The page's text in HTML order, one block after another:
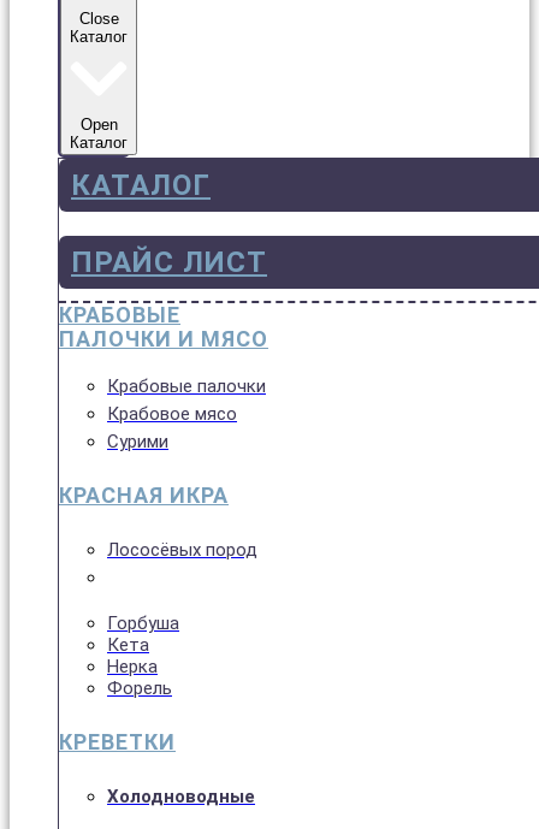
Close
Каталог
Open
Каталог
КАТАЛОГ
ПРАЙС ЛИСТ
КРАБОВЫЕ
ПАЛОЧКИ И МЯСО
Крабовые палочки
Крабовое мясо
Сурими
КРАСНАЯ ИКРА
Лососёвых пород
Горбуша
Кета
Нерка
Форель
КРЕВЕТКИ
Холодноводные